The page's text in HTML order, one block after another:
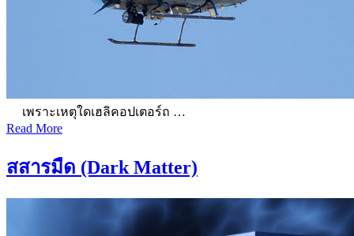
เพราะเหตุใดเฮลิคอปเตอร์ถ …
Read More
สสารมืด (Dark Matter)